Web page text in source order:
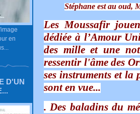
en
D'UN
Stéphane est au oud,
Les Moussafir
dédiée à l’Amour
des mille et une
ressentir l'âme des
ses instruments et la
sont en vue...
. Des baladins du